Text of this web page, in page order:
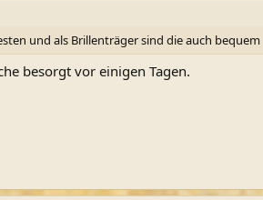
und als Brillenträger sind die auch bequem
besorgt vor einigen Tagen.